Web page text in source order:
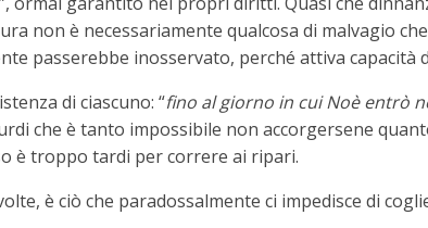
non è necessariamente qualcosa di malvagio
passerebbe inosservato, perché attiva
di ciascuno: “fino al giorno in cui Noè entrò
che è tanto impossibile non accorgersene
è troppo tardi per correre ai ripari.
è ciò che paradossalmente ci impedisce di